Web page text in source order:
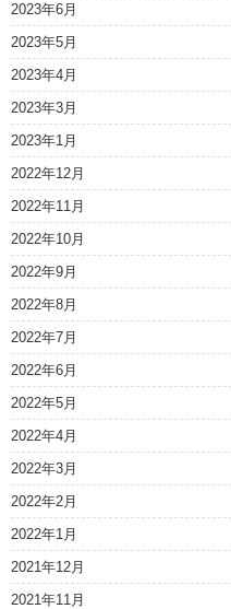
2023年6月
2023年5月
2023年4月
2023年3月
2023年1月
2022年12月
2022年11月
2022年10月
2022年9月
2022年8月
2022年7月
2022年6月
2022年5月
2022年4月
2022年3月
2022年2月
2022年1月
2021年12月
2021年11月